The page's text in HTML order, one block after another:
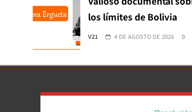
los límites de Bolivia
V21 4 DE AGOSTO DE 2026 0